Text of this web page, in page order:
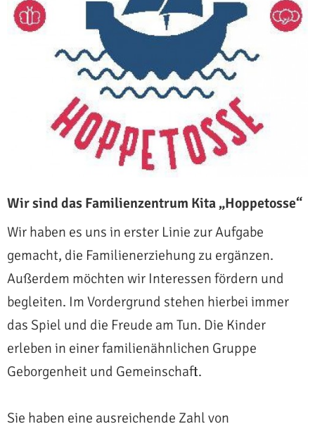
Wir sind das Familienzentrum Kita „Hoppetosse“
Wir haben es uns in erster Linie zur Aufgabe
gemacht, die Familienerziehung zu ergänzen.
Außerdem möchten wir Interessen fördern und
begleiten. Im Vordergrund stehen hierbei immer
das Spiel und die Freude am Tun. Die Kinder
erleben in einer familienähnlichen Gruppe
Geborgenheit und Gemeinschaft.
Sie haben eine ausreichende Zahl von